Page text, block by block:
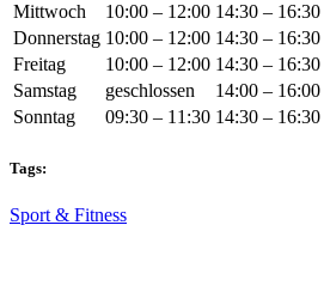
Mittwoch
10:00 – 12:00 14:30 – 16:30
Donnerstag 10:00 – 12:00 14:30 – 16:30
Freitag
10:00 – 12:00 14:30 – 16:30
Samstag
geschlossen 14:00 – 16:00
Sonntag
09:30 – 11:30 14:30 – 16:30
Tags:
Sport & Fitness